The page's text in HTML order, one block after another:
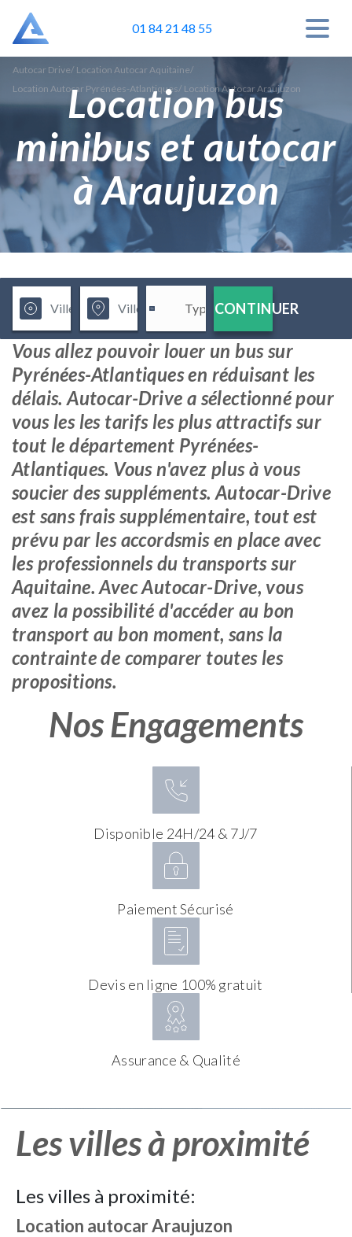
01 84 21 48 55
Autocar Drive/ Location Autocar Aquitaine/
Location Autocar Pyrénées-Atlantiques/ Location Autocar Araujuzon
Location bus
minibus et autocar
à Araujuzon
CONTINUER
Vous allez pouvoir louer un bus sur
Pyrénées-Atlantiques en réduisant les
délais. Autocar-Drive a sélectionné pour
vous les les tarifs les plus attractifs sur
tout le département Pyrénées-
Atlantiques. Vous n'avez plus à vous
soucier des suppléments. Autocar-Drive
est sans frais supplémentaire, tout est
prévu par les accordsmis en place avec
les professionnels du transports sur
Aquitaine. Avec Autocar-Drive, vous
avez la possibilité d'accéder au bon
transport au bon moment, sans la
contrainte de comparer toutes les
propositions.
Nos Engagements
Disponible 24H/24 & 7J/7
Paiement Sécurisé
Devis en ligne 100% gratuit
Assurance & Qualité
Les villes à proximité
Les villes à proximité:
Location autocarAraujuzon